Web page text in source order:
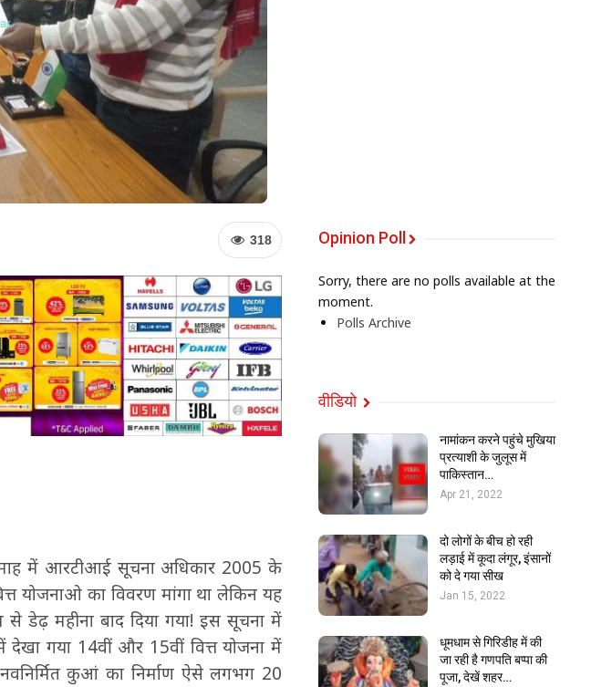
318
में आरटीआई सूचना अधिकार 2005 के
योजनाओ का विवरण मांगा था लेकिन यह
डेढ़ महीना बाद दिया गया! इस सूचना में
गया 14वीं और 15वीं वित्त योजना में
कुआं का निर्माण ऐसे लगभग 20
Opinion Poll
Sorry, there are no polls available at the
moment.
Polls Archive
वीडियो
नामांकन करने पहुंचे मुखिया
प्रत्याशी के जुलूस में
पाकिस्तान…
Apr 21, 2022
दो लोगों के बीच हो रही
लड़ाई में कूदा लंगूर, इंसानों
को दे गया सीख
Jan 15, 2022
धूमधाम से गिरिडीह में की
जा रही है गणपति बप्पा की
पूजा, देखें शहर…